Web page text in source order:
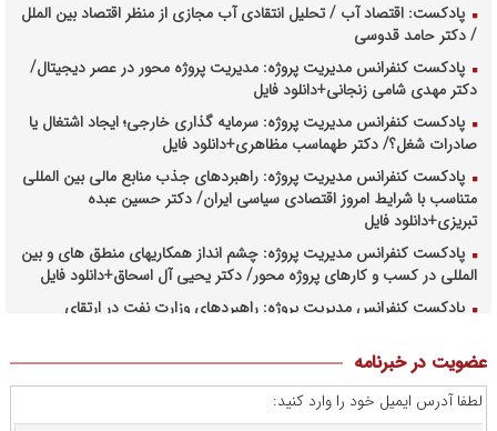
پادکست: اقتصاد آب / تحلیل انتقادی آب مجازی از منظر اقتصاد بین الملل
/ دکتر حامد قدوسی
پادکست کنفرانس مدیریت پروژه: مدیریت پروژه محور در عصر دیجیتال/
دکتر مهدی شامی زنجانی+دانلود فایل
پادکست کنفرانس مدیریت پروژه: سرمایه گذاری خارجی؛ ایجاد اشتغال یا
صادرات شغل؟/ دکتر طهماسب مظاهری+دانلود فایل
پادکست کنفرانس مدیریت پروژه: راهبردهای جذب منابع مالی بین المللی
متناسب با شرایط امروز اقتصادی سیاسی ایران/ دکتر حسین عبده
تبریزی+دانلود فایل
پادکست کنفرانس مدیریت پروژه: چشم انداز همکاریهای منطق های و بین
المللی در کسب و کارهای پروژه محور/ دکتر یحیی آل اسحاق+دانلود فایل
پادکست کنفرانس مدیریت پروژه: راهبردهای وزارت نفت در ارتقای
فایل
پادکست کنفرانس مدیریت پروژه: حکمرانی در کسب و کارهای پروژه
محور/ دکتر محمد صبحیه+دانلود فایل
عضویت در خبرنامه
لطفا آدرس ایمیل خود را وارد کنید: